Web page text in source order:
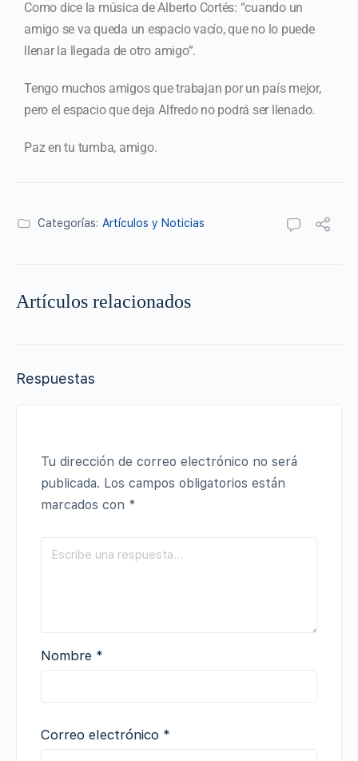
Como dice la música de Alberto Cortés: “cuando un
amigo se va queda un espacio vacío, que no lo puede
llenar la llegada de otro amigo”.
Tengo muchos amigos que trabajan por un país mejor,
pero el espacio que deja Alfredo no podrá ser llenado.
Paz en tu tumba, amigo.
Categorías: Artículos y Noticias
Artículos relacionados
Respuestas
Tu dirección de correo electrónico no será
publicada. Los campos obligatorios están
marcados con *
Nombre *
Correo electrónico *